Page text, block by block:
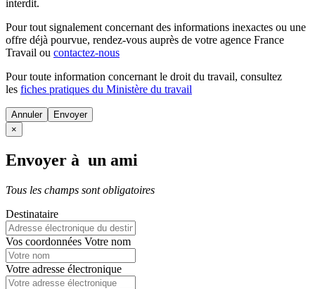
interdit.
Pour tout signalement concernant des informations inexactes ou une
offre déjà pourvue, rendez-vous auprès de votre agence France
Travail ou contactez-nous
Pour toute information concernant le droit du travail, consultez
les fiches pratiques du Ministère du travail
Annuler
×
Envoyer à un ami
Tous les champs sont obligatoires
Destinataire
Vos coordonnées Votre nom
Votre adresse électronique